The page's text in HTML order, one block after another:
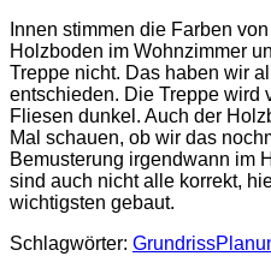
Innen stimmen die Farben
Holzboden im Wohnzimmer
Treppe nicht. Das haben wir
entschieden. Die Treppe wird
Fliesen dunkel. Auch der
Mal schauen, ob wir das
Bemusterung irgendwann im
sind auch nicht alle korrekt,
wichtigsten gebaut.
Schlagwörter: Grundriss